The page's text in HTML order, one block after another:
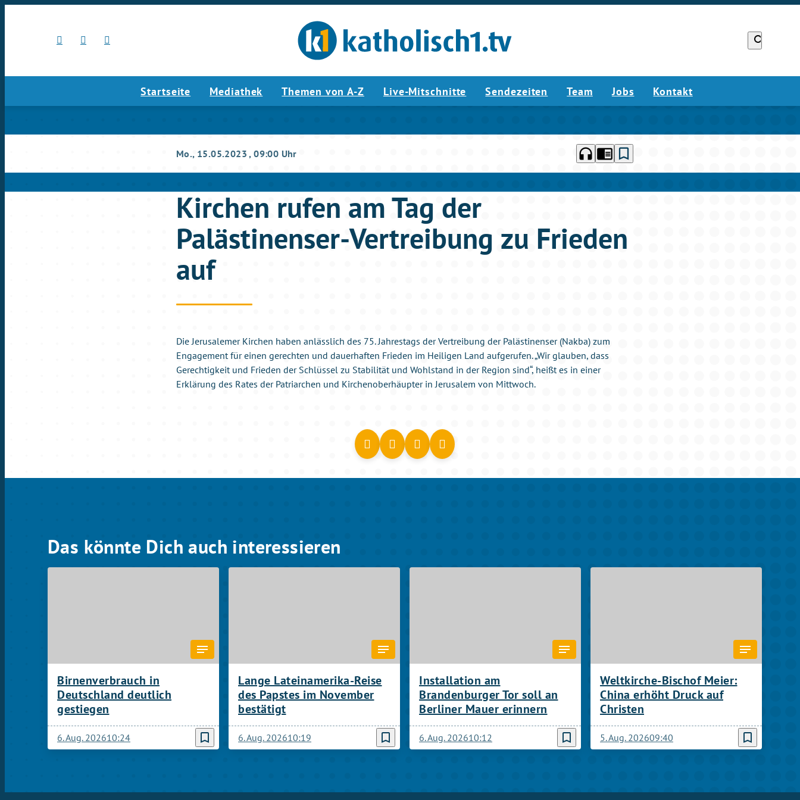
search
Startseite Mediathek Themen von A-Z Live-Mitschnitte Sendezeiten Team Jobs Kontakt
Mo., 15.05.2023, 09:00 Uhr headphones chrome_reader_mode bookmark_border
Kirchen rufen am Tag der
Palästinenser-Vertreibung zu Frieden
auf
Die Jerusalemer Kirchen haben anlässlich des 75. Jahrestags der Vertreibung der Palästinenser (Nakba) zum
Engagement für einen gerechten und dauerhaften Frieden im Heiligen Land aufgerufen. „Wir glauben, dass
Gerechtigkeit und Frieden der Schlüssel zu Stabilität und Wohlstand in der Region sind“, heißt es in einer
Erklärung des Rates der Patriarchen und Kirchenoberhäupter in Jerusalem von Mittwoch.
Das könnte Dich auch interessieren
Birnenverbrauch in
Deutschland deutlich
gestiegen
6. Aug. 202610:24 bookmark_border
Lange Lateinamerika-Reise
des Papstes im November
bestätigt
6. Aug. 202610:19 bookmark_border
Installation am
Brandenburger Tor soll an
Berliner Mauer erinnern
6. Aug. 202610:12 bookmark_border
Weltkirche-Bischof Meier:
China erhöht Druck auf
Christen
5. Aug. 202609:40 bookmark_border